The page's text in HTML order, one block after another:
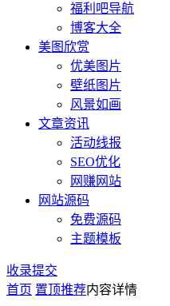
福利吧导航
博客大全
美图欣赏
优美图片
壁纸图片
风景如画
文章资讯
活动线报
SEO优化
网赚网站
网站源码
免费源码
主题模板
收录提交
首页 置顶推荐内容详情